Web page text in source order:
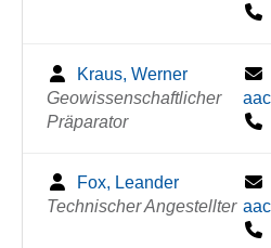
Kraus, Werner
Geowissenschaftlicher
Präparator
Fox, Leander
Technischer Angestellter